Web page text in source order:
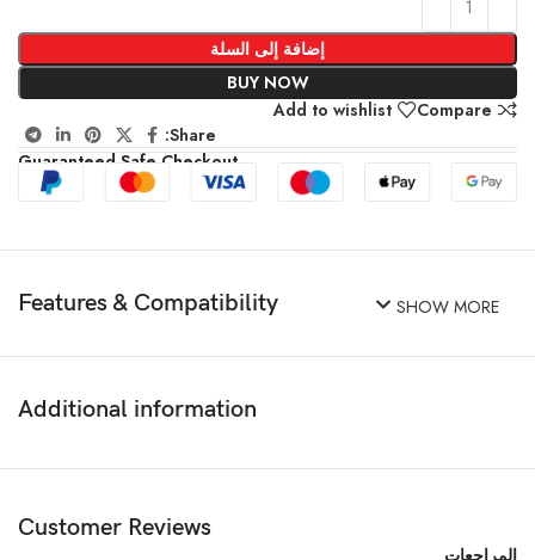
إضافة إلى السلة
BUY NOW
Compare
Add to wishlist
Share:
Guaranteed Safe Checkout
Features & Compatibility SHOW MORE
Additional information
Customer Reviews